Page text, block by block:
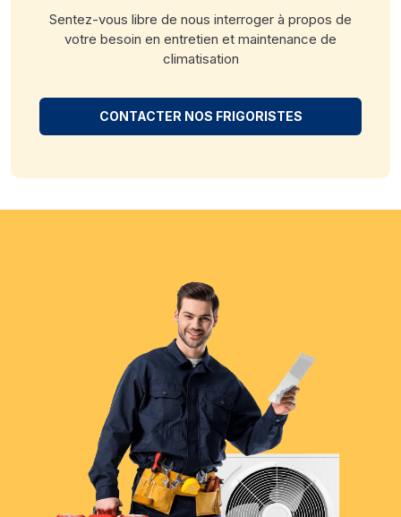
Sentez-vous libre de nous interroger à propos de
votre besoin en entretien et maintenance de
climatisation
CONTACTER NOS FRIGORISTES